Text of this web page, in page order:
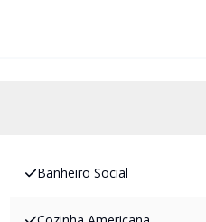
Banheiro Social